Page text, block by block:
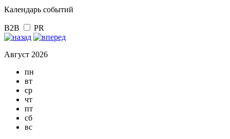
Календарь событий
B2B PR
Август 2026
пн
вт
ср
чт
пт
сб
вс